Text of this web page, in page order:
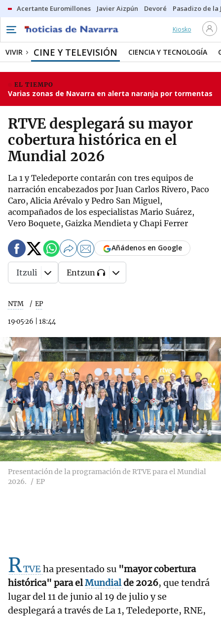
Acertante Euromillones Javier Aizpún Devoré Pasadizo de la
Kiosko
VIVIR CINE Y TELEVISIÓN CIENCIA Y TECNOLOGÍA
EL TIEMPO
Varias zonas de Navarra en alerta naranja por tormentas
RTVE desplegará su mayor
cobertura histórica en el
Mundial 2026
La 1 y Teledeporte contarán con tres equipos de
narración encabezados por Juan Carlos Rivero, Paco
Caro, Alicia Arévalo y Pedro San Miguel,
acompañados de los especialistas Mario Suárez,
Vero Boquete, Gaizka Mendieta y Chapi Ferrer
NTM EP
19·05·26 18:44
Añádenos en Google
Itzuli Entzun
Presentación de la programación de RTVE para el Mundial
2026.
EP
RTVEha presentado su "mayor cobertura
histórica" para elMundialde 2026, que tendrá
lugar del 11 de junio al 19 de julio y se
desplegará a través de La 1, Teledeporte, RNE,